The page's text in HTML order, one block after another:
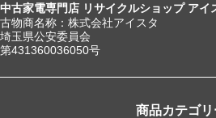
中古家電専門店 リサイクルショップ アイ
古物商名称：株式会社アイスタ
埼玉県公安委員会
第431360036050号
商品カテゴリ